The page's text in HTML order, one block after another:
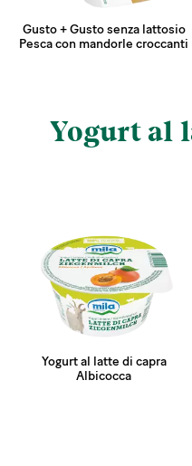
Gusto + Gusto senza lattosio
Pesca con mandorle croccanti
Yogurt al
Yogurt al latte di capra
Albicocca